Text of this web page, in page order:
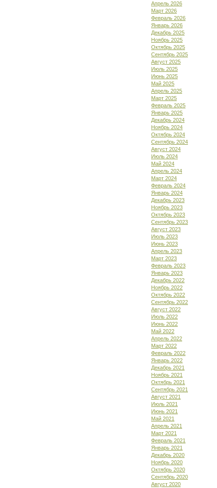
Апрель 2026
Март 2026
Февраль 2026
Январь 2026
Декабрь 2025
Ноябрь 2025
Октябрь 2025
Сентябрь 2025
Август 2025
Июль 2025
Июнь 2025
Май 2025
Апрель 2025
Март 2025
Февраль 2025
Январь 2025
Декабрь 2024
Ноябрь 2024
Октябрь 2024
Сентябрь 2024
Август 2024
Июль 2024
Май 2024
Апрель 2024
Март 2024
Февраль 2024
Январь 2024
Декабрь 2023
Ноябрь 2023
Октябрь 2023
Сентябрь 2023
Август 2023
Июль 2023
Июнь 2023
Апрель 2023
Март 2023
Февраль 2023
Январь 2023
Декабрь 2022
Ноябрь 2022
Октябрь 2022
Сентябрь 2022
Август 2022
Июль 2022
Июнь 2022
Май 2022
Апрель 2022
Март 2022
Февраль 2022
Январь 2022
Декабрь 2021
Ноябрь 2021
Октябрь 2021
Сентябрь 2021
Август 2021
Июль 2021
Июнь 2021
Май 2021
Апрель 2021
Март 2021
Февраль 2021
Январь 2021
Декабрь 2020
Ноябрь 2020
Октябрь 2020
Сентябрь 2020
Август 2020